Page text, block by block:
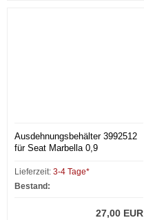
Ausdehnungsbehälter 3992512
für Seat Marbella 0,9
Lieferzeit: 3-4 Tage*
Bestand:
27,00 EUR